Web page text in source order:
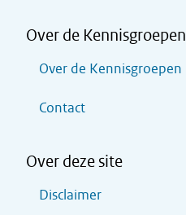
Over de Kennisgroepen
Over de Kennisgroepen
Contact
Over deze site
Disclaimer